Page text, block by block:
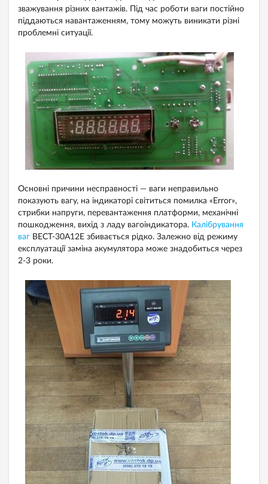
зважування різних вантажів. Під час роботи ваги постійно
піддаються навантаженням, тому можуть виникати різні
проблемні ситуації.
Основні причини несправності — ваги неправильно
показують вагу, на індикаторі світиться помилка «Error»,
стрибки напруги, перевантаження платформи, механічні
пошкодження, вихід з ладу вагоіндикатора. Калібрування
ваг ВЕСТ-30А12Е збивається рідко. Залежно від режиму
експлуатації заміна акумулятора може знадобиться через
2-3 роки.